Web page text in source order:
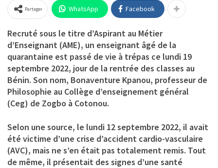
Partager WhatsApp Facebook
Recruté sous le titre d’Aspirant au Métier
d’Enseignant (AME), un enseignant âgé de la
quarantaine est passé de vie à trépas ce lundi 19
septembre 2022, jour de la rentrée des classes au
Bénin. Son nom, Bonaventure Kpanou, professeur de
Philosophie au Collège d’enseignement général
(Ceg) de Zogbo à Cotonou.
Selon une source, le lundi 12 septembre 2022, il avait
été victime d’une crise d’accident cardio-vasculaire
(AVC), mais ne s’en était pas totalement remis. Tout
de même, il présentait des signes d’une santé